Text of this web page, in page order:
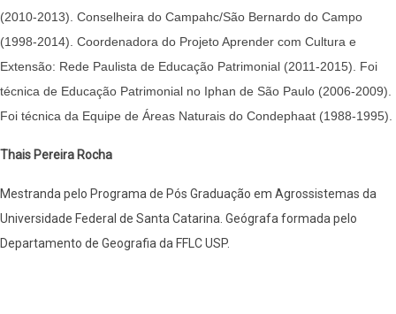
(2010-2013). Conselheira do Campahc/São Bernardo do Campo
(1998-2014). Coordenadora do Projeto Aprender com Cultura e
Extensão: Rede Paulista de Educação Patrimonial (2011-2015). Foi
técnica de Educação Patrimonial no Iphan de São Paulo (2006-2009).
Foi técnica da Equipe de Áreas Naturais do Condephaat (1988-1995).
Thais Pereira Rocha
Mestranda pelo Programa de Pós Graduação em Agrossistemas da
Universidade Federal de Santa Catarina. Geógrafa formada pelo
Departamento de Geografia da FFLC USP.